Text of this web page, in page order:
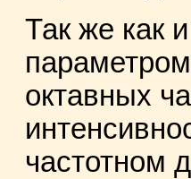
Так же как
октавных
частотном